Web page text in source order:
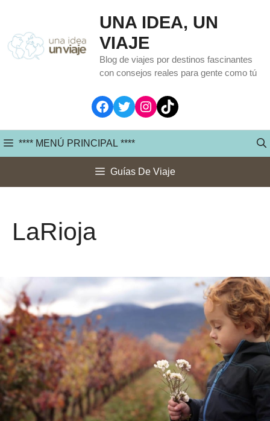
contenido
UNA IDEA, UN
VIAJE
Blog de viajes por destinos fascinantes
con consejos reales para gente como tú
Facebook
TwitterInstagram
TikTok
**** MENÚ PRINCIPAL ****
Guías De Viaje
LaRioja